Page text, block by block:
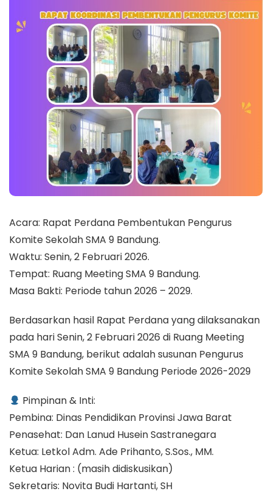
Acara: Rapat Perdana Pembentukan Pengurus
Komite Sekolah SMA 9 Bandung.
Waktu: Senin, 2 Februari 2026.
Tempat: Ruang Meeting SMA 9 Bandung.
Masa Bakti: Periode tahun 2026 – 2029.
Berdasarkan hasil Rapat Perdana yang dilaksanakan
pada hari Senin, 2 Februari 2026 di Ruang Meeting
SMA 9 Bandung, berikut adalah susunan Pengurus
Komite Sekolah SMA 9 Bandung Periode 2026-2029
Pimpinan & Inti:
Pembina: Dinas Pendidikan Provinsi Jawa Barat
Penasehat: Dan Lanud Husein Sastranegara
Ketua: Letkol Adm. Ade Prihanto, S.Sos., MM.
Ketua Harian : (masih didiskusikan)
Sekretaris: Novita Budi Hartanti, SH